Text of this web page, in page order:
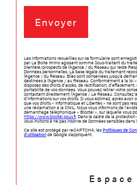
Envoyer
Les informations recueillies sur ce formulaire sont
par La Boite Immo agissant comme Sous-traitant du
clientèle/prospects de l'Agence / du Réseau qui reste
Données personnelles. La base légale du traitement
l'Agence / du Réseau. Elles sont conservées jusqu'à
destinées à l'Agence / au Réseau. Conformément à la loi
disposez des droits d’accès, de rectification,
portabilité de vos données. Vous pouvez retirer votre
contactant directement l’Agence / Le Réseau. Consultez
d’informations sur vos droits. Si vous estimez, après avoir
que vos droits « Informatique et Libertés » ne sont pas
une réclamation à la CNIL. Nous vous informons de
démarchage téléphonique « Bloctel », sur laquelle vous
https://www.bloctel.gouv.fr. Dans le cadre de la
vous invitons à ne pas inscrire de Données sensibles
Ce site est protégé par reCAPTCHA, lesPolitiques de
d'utilisationde Google s'appliquent.
Espace